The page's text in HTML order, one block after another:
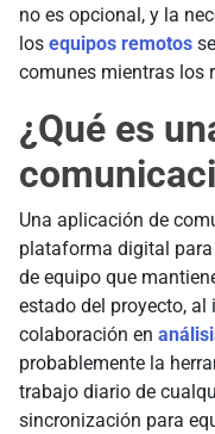
no es opcional, y la
los equipos remotos
comunes mientras los
¿Qué es
Una aplicación de
plataforma digital
de equipo que
estado del proyecto,
colaboración en
probablemente la
trabajo diario de
sincronización para